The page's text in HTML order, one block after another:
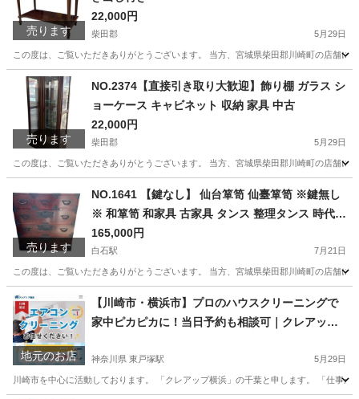
売ります
22,000円
柴田郡 5月29日
この度は、ご覧いただきありがとうございます。 当方、宮城県柴田郡川崎町の店舗
宮城 柴田郡 コンソールテーブル
売ります
NO.2374【直接引き取り大歓迎】飾り棚 ガラス シ
ョーケース キャビネット 収納 家具 中古
22,000円
柴田郡 5月29日
この度は、ご覧いただきありがとうございます。 当方、宮城県柴田郡川崎町の店舗
ショーケース
売ります
NO.1641 【鍵なし】 仙台箪笥 仙臺箪笥 ※鍵無し
※ 和箪笥 和家具 古家具 タンス 整理タンス 時代箪
笥 中古
165,000円
白石駅 7月21日
この度は、ご覧いただきありがとうございます。 当方、宮城県柴田郡川崎町の店舗
宮城 白石市 白石駅 収納家具 箪笥
地元のお店
【川崎市・横浜市】プロのハウスクリーニングで
家中ピカピカに！当日予約も相談可｜クレアップ
神奈川県 東戸塚駅 5月29日
川崎市を中心に活動しております。 「クレアップ横浜」の千葉と申します。 「仕事